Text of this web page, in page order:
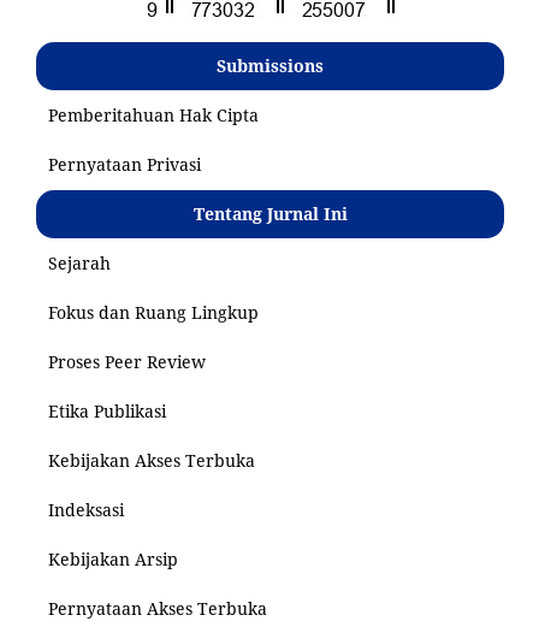
Submissions
Pemberitahuan Hak Cipta
Pernyataan Privasi
Tentang Jurnal Ini
Sejarah
Fokus dan Ruang Lingkup
Proses Peer Review
Etika Publikasi
Kebijakan Akses Terbuka
Indeksasi
Kebijakan Arsip
Pernyataan Akses Terbuka